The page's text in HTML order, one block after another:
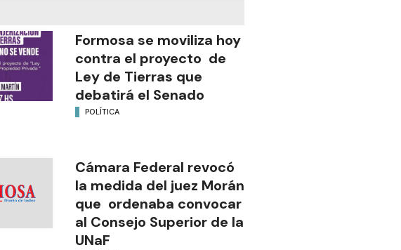
Formosa se moviliza hoy
contra el proyecto de
Ley de Tierras que
debatirá el Senado
POLÍTICA
Cámara Federal revocó
la medida del juez Morán
que ordenaba convocar
al Consejo Superior de la
UNaF